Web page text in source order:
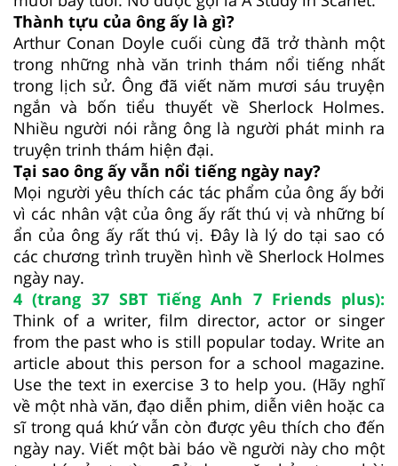
Thành tựu của ông ấy là gì?
Arthur Conan Doyle cuối cùng đã trở thành một
trong những nhà văn trinh thám nổi tiếng nhất
trong lịch sử. Ông đã viết năm mươi sáu truyện
ngắn và bốn tiểu thuyết về Sherlock Holmes.
Nhiều người nói rằng ông là người phát minh ra
truyện trinh thám hiện đại.
Tại sao ông ấy vẫn nổi tiếng ngày nay?
Mọi người yêu thích các tác phẩm của ông ấy bởi
vì các nhân vật của ông ấy rất thú vị và những bí
ẩn của ông ấy rất thú vị. Đây là lý do tại sao có
các chương trình truyền hình về Sherlock Holmes
ngày nay.
4 (trang 37 SBT Tiếng Anh 7 Friends plus):
Think of a writer, film director, actor or singer
from the past who is still popular today. Write an
article about this person for a school magazine.
Use the text in exercise 3 to help you. (Hãy nghĩ
về một nhà văn, đạo diễn phim, diễn viên hoặc ca
sĩ trong quá khứ vẫn còn được yêu thích cho đến
ngày nay. Viết một bài báo về người này cho một